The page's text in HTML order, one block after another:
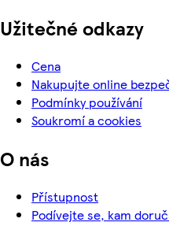
Užitečné odkazy
Cena
Nakupujte online
Podmínky používání
Soukromí a cookies
O nás
Přístupnost
Podívejte se, kam